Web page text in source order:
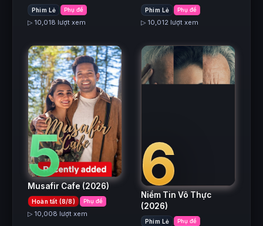
Phim Lẻ Phụ đề
▷ 10,018 lượt xem
Phim Lẻ Phụ đề
▷ 10,012 lượt xem
5
Musafir Cafe (2026)
Hoàn tất (8/8) Phụ đề
▷ 10,008 lượt xem
6
Niềm Tin Vô Thực
(2026)
Phim Lẻ Phụ đề